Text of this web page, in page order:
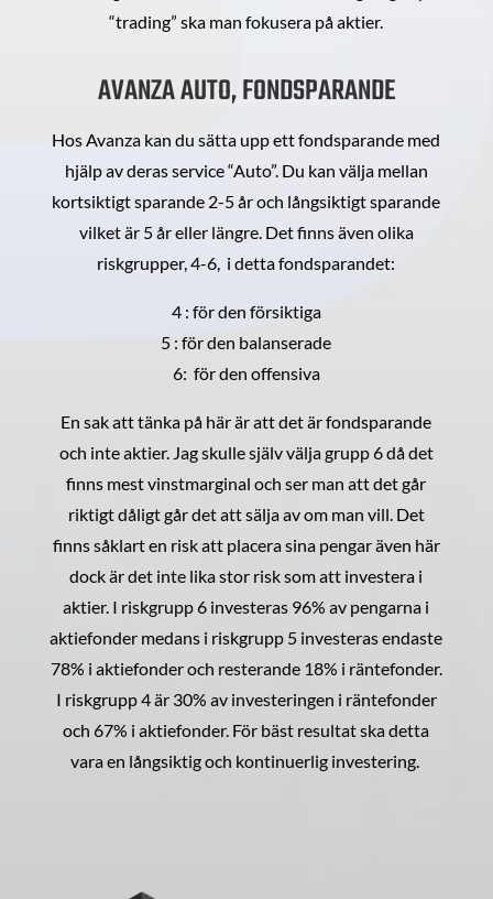
“trading” ska man fokusera på aktier.
AVANZA AUTO, FONDSPARANDE
Hos Avanza kan du sätta upp ett fondsparande med
hjälp av deras service “Auto”. Du kan välja mellan
kortsiktigt sparande 2-5 år och långsiktigt sparande
vilket är 5 år eller längre. Det finns även olika
riskgrupper, 4-6, i detta fondsparandet:
4 : för den försiktiga
5 : för den balanserade
6: för den offensiva
En sak att tänka på här är att det är fondsparande
och inte aktier. Jag skulle själv välja grupp 6 då det
finns mest vinstmarginal och ser man att det går
riktigt dåligt går det att sälja av om man vill. Det
finns såklart en risk att placera sina pengar även här
dock är det inte lika stor risk som att investera i
aktier. I riskgrupp 6 investeras 96% av pengarna i
aktiefonder medans i riskgrupp 5 investeras endaste
78% i aktiefonder och resterande 18% i räntefonder.
I riskgrupp 4 är 30% av investeringen i räntefonder
och 67% i aktiefonder. För bäst resultat ska detta
vara en långsiktig och kontinuerlig investering.